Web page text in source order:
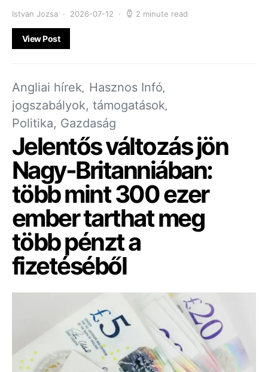
Istvan Jozsa 2026-07-12 2 minute read
View Post
Angliai hírek Hasznos Infó
jogszabályok, támogatások
Politika, Gazdaság
Jelentős változás jön
Nagy-Britanniában:
több mint 300 ezer
ember tarthat meg
több pénzt a
fizetéséből